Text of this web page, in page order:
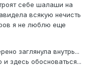
себе шалаши на
всякую нечисть
я не люблю еще
заглянула внутрь...
здесь обосноваться...